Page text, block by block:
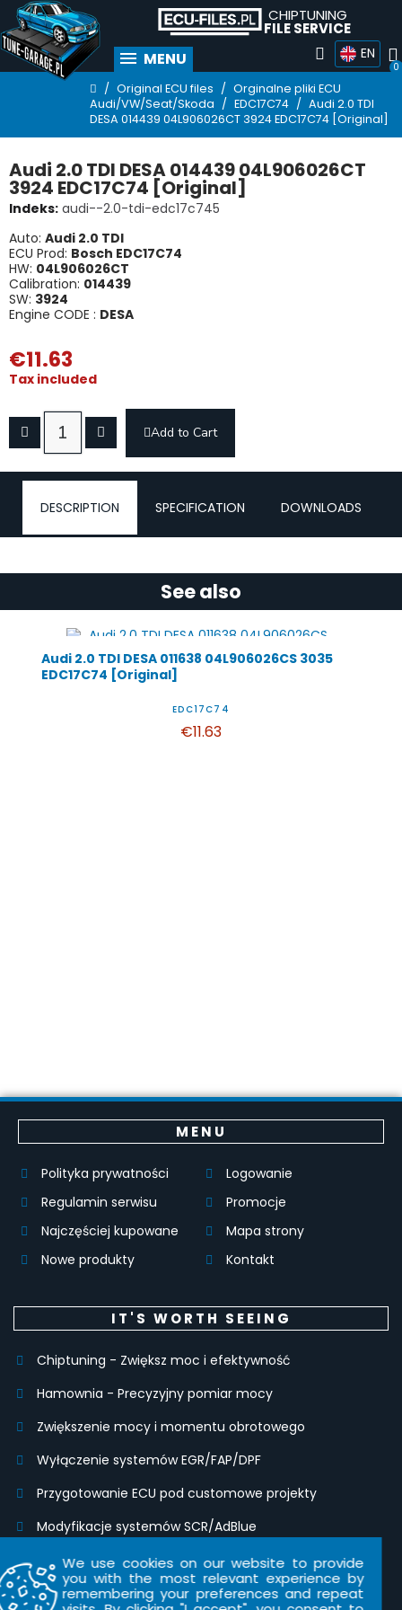
CHIPTUNING
FILE SERVICE
MENU EN
Original ECU files
Orginalne pliki ECU
Audi/VW/Seat/Skoda
EDC17C74
Audi 2.0 TDI
DESA 014439 04L906026CT 3924 EDC17C74 [Original]
Audi 2.0 TDI DESA 014439 04L906026CT
3924 EDC17C74 [Original]
Indeks audi--2.0-tdi-edc17c745
Auto:
Audi 2.0 TDI
ECU Prod: Bosch EDC17C74
HW: 04L906026CT
Calibration: 014439
SW: 3924
Engine CODE : DESA
€11.63
Tax included
Add to Cart
DESCRIPTION SPECIFICATION DOWNLOADS
See also
Audi 2.0 TDI DESA 011638 04L906026CS 3035
EDC17C74 [Original]
EDC17C74
€11.63
MENU
Polityka prywatności
Regulamin serwisu
Najczęściej kupowane
Nowe produkty
Logowanie
Promocje
Mapa strony
Kontakt
IT'S WORTH SEEING
Chiptuning - Zwiększ moc i efektywność
Hamownia - Precyzyjny pomiar mocy
Zwiększenie mocy i momentu obrotowego
Wyłączenie systemów EGR/FAP/DPF
Przygotowanie ECU pod customowe projekty
Modyfikacje systemów SCR/AdBlue
Modyfikacje IMMO, klonowanie modułów i kodowanie
kluczyków
We use cookies on our website to provide
you with the most relevant experience by
remembering your preferences and repeat